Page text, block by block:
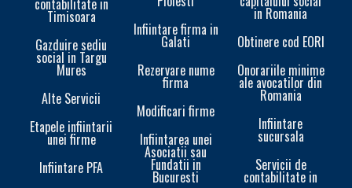
contabilitate in
Timisoara
Gazduire sediu
social in Targu
Mures
Alte Servicii
Etapele infiintarii
unei firme
Infiintare PFA
Infiintare firma in
Galati
Rezervare nume
firma
Modificari firme
Infiintarea unei
Asociatii sau
Fundatii in
Bucuresti
in Romania
Obtinere cod EORI
Onorariile minime
ale avocatilor din
Romania
Infiintare
sucursala
Servicii de
contabilitate in